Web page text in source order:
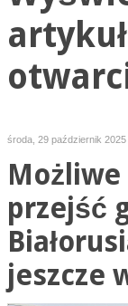
środa, 29 październik 2025
przejść
jeszcze